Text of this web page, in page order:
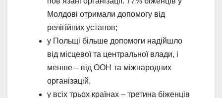
Молдові отримали допомогу від
релігійних установ;
у Польщі більше допомоги надійшло
від місцевої та центральної влади, і
менше – від ООН та міжнародних
організацій.
у всіх трьох країнах – третина біженців